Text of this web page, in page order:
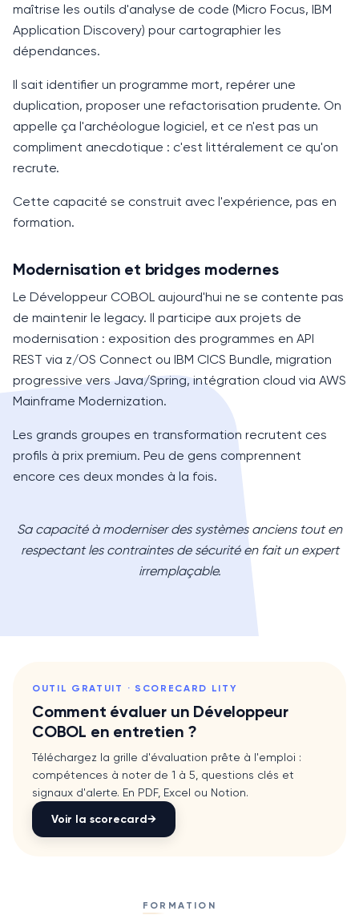
maîtrise les outils d'analyse de code (Micro Focus, IBM
Application Discovery) pour cartographier les
dépendances.
Il sait identifier un programme mort, repérer une
duplication, proposer une refactorisation prudente. On
appelle ça l'archéologue logiciel, et ce n'est pas un
compliment anecdotique : c'est littéralement ce qu'on
recrute.
Cette capacité se construit avec l'expérience, pas en
formation.
Modernisation et bridges modernes
Le Développeur COBOL aujourd'hui ne se contente pas
de maintenir le legacy. Il participe aux projets de
modernisation : exposition des programmes en API
REST via z/OS Connect ou IBM CICS Bundle, migration
progressive vers Java/Spring, intégration cloud via AWS
Mainframe Modernization.
Les grands groupes en transformation recrutent ces
profils à prix premium. Peu de gens comprennent
encore ces deux mondes à la fois.
Sa capacité à moderniser des systèmes anciens tout en
respectant les contraintes de sécurité en fait un expert
irremplaçable.
OUTIL GRATUIT · SCORECARD LITY
Comment évaluer un Développeur
COBOL en entretien ?
Téléchargez la grille d'évaluation prête à l'emploi :
compétences à noter de 1 à 5, questions clés et
signaux d'alerte. En PDF, Excel ou Notion.
Voir la scorecard→
FORMATION